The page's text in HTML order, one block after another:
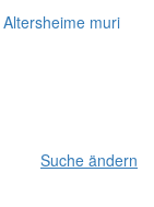
Altersheime muri
Suche ändern